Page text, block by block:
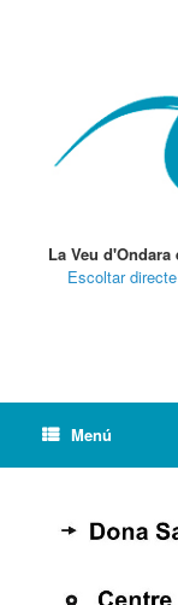
La Veu d'Ondara
Escoltar
Menú